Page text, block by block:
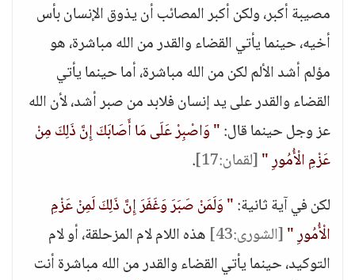
مصيبة أكبر، ولكن أكبر المصائب أن يذوق الإنسان بأس
أخيه، حينما يأتي القضاء والقدر من الله مباشرة، هو
مؤلم أشد الألم لكن من الله مباشرة، أما حينما يأتي
القضاء والقدر على يد إنسان فلابد من صبر أشد، لأن الله
عز وجل حينما قال:" وَاصْبِرْ عَلَى مَا أَصَابَكَ إِنَّ ذَلِكَ مِنْ
عَزْمِ الْأُمُورِ "[لقمان:17]
.
لكن في آية ثانية:" وَلَمَنْ صَبَرَ وَغَفَرَ إِنَّ ذَلِكَ لَمِنْ عَزْمِ
الْأُمُورِ "[الشورى:43]
هذه اللام لام المزحلقة، أو لام
التوكيد، حينما يأتي القضاء والقدر من الله مباشرة أنت